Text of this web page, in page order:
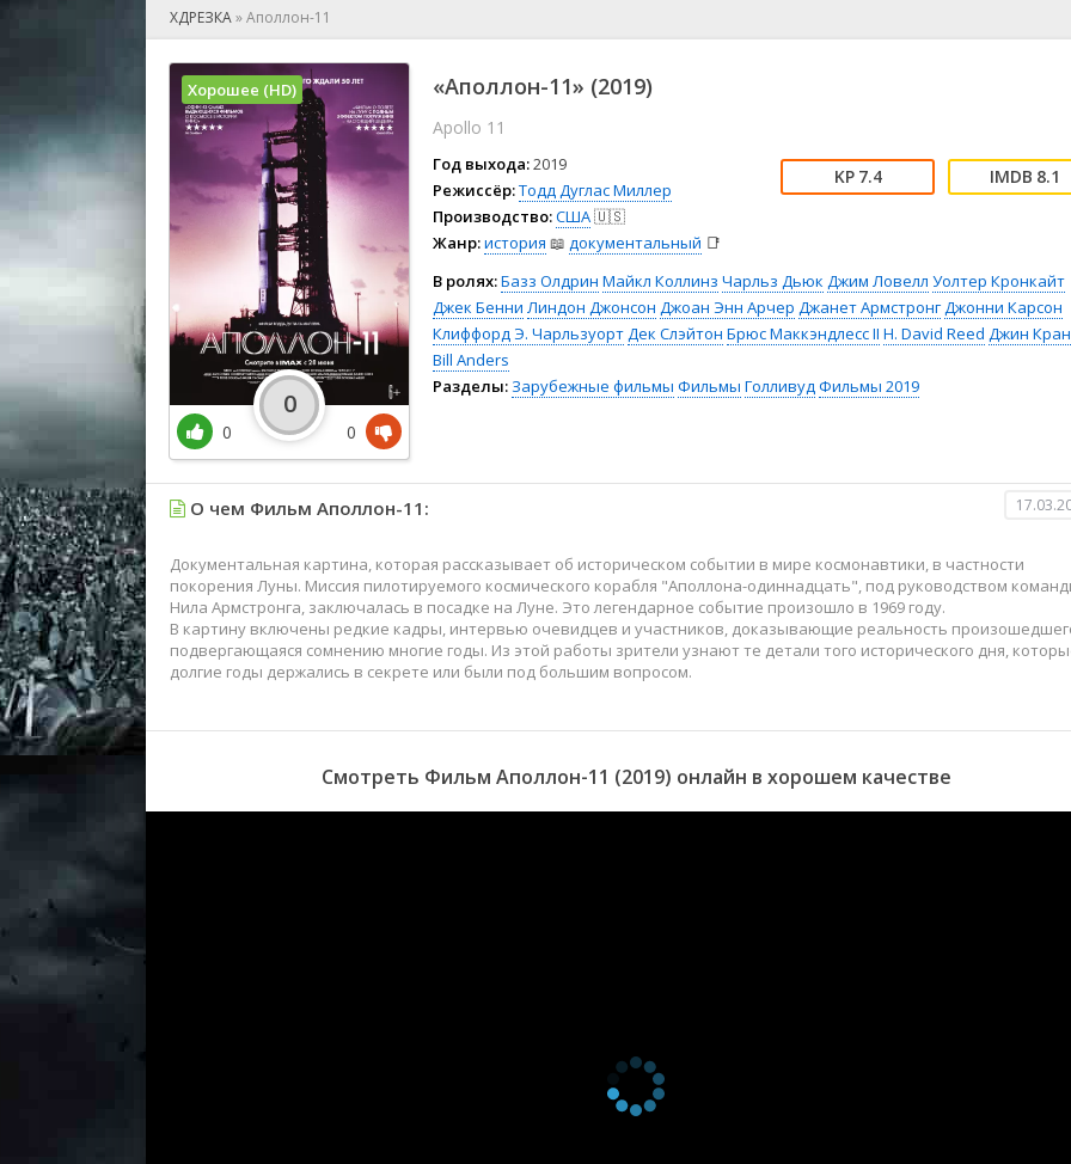
🕺 Мюзикл
👨‍💻 Реальное тв
🎤 Ток-шоу
😱 Ужасы
🧙‍♀️ Фантастика
🤠 Фильм-нуар
🧝‍♂️ Фэнтези
🏅 Церемония
ХДРЕЗКА»Аполлон-11
«Аполлон-11» (2019)
Apollo 11
Год выхода:2019
Режиссёр:Тодд Дуглас Миллер
Производство:США🇺🇸
Жанр:история 📖 документальный 📑
7.4 8.1
В ролях:Базз Олдрин Майкл Коллинз Чарльз Дьюк Джим Ловелл Уолтер Кронкайт
Джек Бенни Линдон Джонсон Джоан Энн Арчер Джанет АрмстронгДжонни Карсон
Клиффорд Э. ЧарльзуортДек Слэйтон Брюс Маккэндлесс II H. David Reed Джин
Bill Anders
Разделы: Зарубежные фильмы Фильмы ГолливудФильмы 2019
Хорошее (HD)
0
0
0
О чем Фильм Аполлон-11:
Документальная картина, которая рассказывает об историческом событии в мире космонавтики, в частности
покорения Луны. Миссия пилотируемого космического корабля "Аполлона-одиннадцать", под руководством
Нила Армстронга, заключалась в посадке на Луне. Это легендарное событие произошло в 1969 году.
В картину включены редкие кадры, интервью очевидцев и участников, доказывающие реальность
подвергающаяся сомнению многие годы. Из этой работы зрители узнают те детали того исторического дня,
долгие годы держались в секрете или были под большим вопросом.
Смотреть Фильм Аполлон-11 (2019) онлайн в хорошем качестве